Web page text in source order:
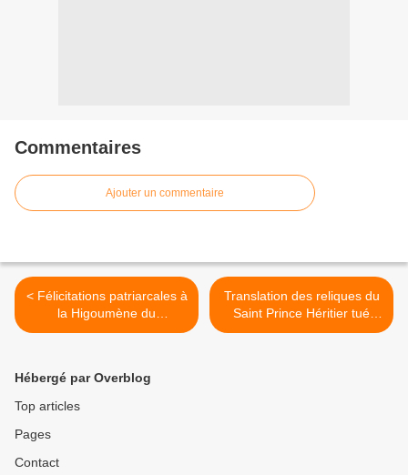
Commentaires
Ajouter un commentaire
< Félicitations patriarcales à
la Higoumène du
Monastère de la Sainte
son 80e anniversaire
Translation des reliques du
Saint Prince Héritier tué
Dimitri de Moscou >
Hébergé par Overblog
Top articles
Pages
Contact